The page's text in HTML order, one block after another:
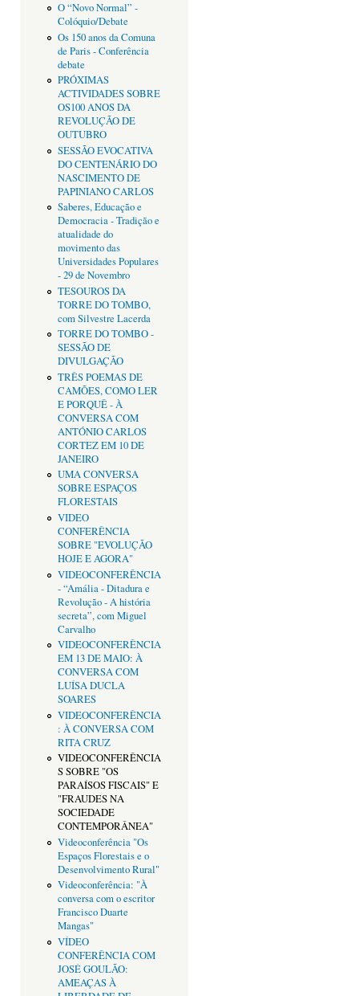
O “Novo Normal” -
Colóquio/Debate
Os 150 anos da Comuna
de Paris - Conferência
debate
PRÓXIMAS
ACTIVIDADES SOBRE
OS100 ANOS DA
REVOLUÇÃO DE
OUTUBRO
SESSÃO EVOCATIVA
DO CENTENÁRIO DO
NASCIMENTO DE
PAPINIANO CARLOS
Saberes, Educação e
Democracia - Tradição e
atualidade do
movimento das
Universidades Populares
- 29 de Novembro
TESOUROS DA
TORRE DO TOMBO,
com Silvestre Lacerda
TORRE DO TOMBO -
SESSÃO DE
DIVULGAÇÃO
TRÊS POEMAS DE
CAMÕES, COMO LER
E PORQUÊ - À
CONVERSA COM
ANTÓNIO CARLOS
CORTEZ EM 10 DE
JANEIRO
UMA CONVERSA
SOBRE ESPAÇOS
FLORESTAIS
VIDEO
CONFERÊNCIA
SOBRE "EVOLUÇÃO
HOJE E AGORA"
VIDEOCONFERÊNCIA
- “Amália - Ditadura e
Revolução - A história
secreta”, com Miguel
Carvalho
VIDEOCONFERÊNCIA
EM 13 DE MAIO: À
CONVERSA COM
LUÍSA DUCLA
SOARES
VIDEOCONFERÊNCIA
: À CONVERSA COM
RITA CRUZ
VIDEOCONFERÊNCIA
S SOBRE "OS
PARAÍSOS FISCAIS" E
"FRAUDES NA
SOCIEDADE
CONTEMPORÂNEA"
Videoconferência "Os
Espaços Florestais e o
Desenvolvimento Rural"
Videoconferência: "À
conversa com o escritor
Francisco Duarte
Mangas"
VÍDEO
CONFERÊNCIA COM
JOSÉ GOULÃO:
AMEAÇAS À